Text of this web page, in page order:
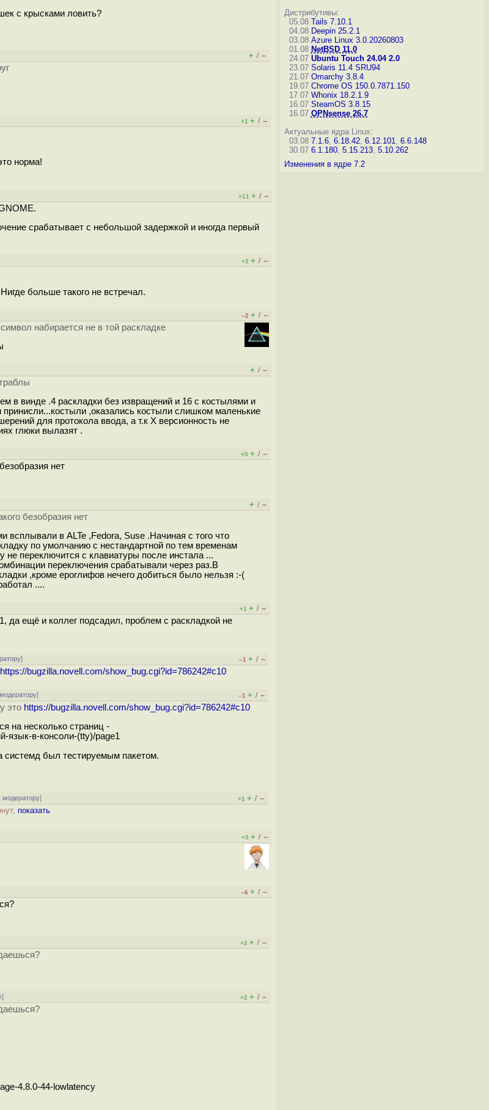
с крысками ловить?
+ / –
+1 + / –
норма!
+11 + / –
срабатывает с небольшой задержкой и иногда первый
+2 + / –
больше такого не встречал.
–2 + / –
набирается не в той раскладке
+ / –
в винде .4 раскладки без извращений и 16 с костылями и
,оказались костыли слишком маленькие
для протокола ввода, а т.к X версионность не
глюки вылазят .
+5 + / –
нет
+ / –
безобразия нет
в ALTe ,Fedora, Suse .Начиная с того что
по умолчанию с нестандартной по тем временам
переключится с клавиатуры после инстала ...
переключения срабатывали через раз.В
,кроме ероглифов нечего добиться было нельзя :-(
....
+1 + / –
да ещё и коллег подсадил, проблем с раскладкой не
] –1 + / –
https://bugzilla.novell.com/show_bug.cgi?id=786242#c10
] –1 + / –
это https://bugzilla.novell.com/show_bug.cgi?id=786242#c10
на несколько страниц -
язык-в-консоли-(tty)/page1
системд был тестируемым пакетом.
модератору] +1 + / –
показать
+3 + / –
–6 + / –
+2 + / –
] +2 + / –
4.8.0-44-lowlatency
Дистрибутивы:
05.08 Tails 7.10.1
04.08 Deepin 25.2.1
03.08 Azure Linux 3.0.20260803
01.08 NetBSD 11.0
24.07 Ubuntu Touch 24.04 2.0
23.07 Solaris 11.4 SRU94
21.07 Omarchy 3.8.4
19.07 Chrome OS 150.0.7871.150
17.07 Whonix 18.2.1.9
16.07 SteamOS 3.8.15
16.07 OPNsense 26.7
Актуальные ядра Linux:
03.08 7.1.6, 6.18.42, 6.12.101, 6.6.148
30.07 6.1.180, 5.15.213, 5.10.262
Изменения в ядре 7.2